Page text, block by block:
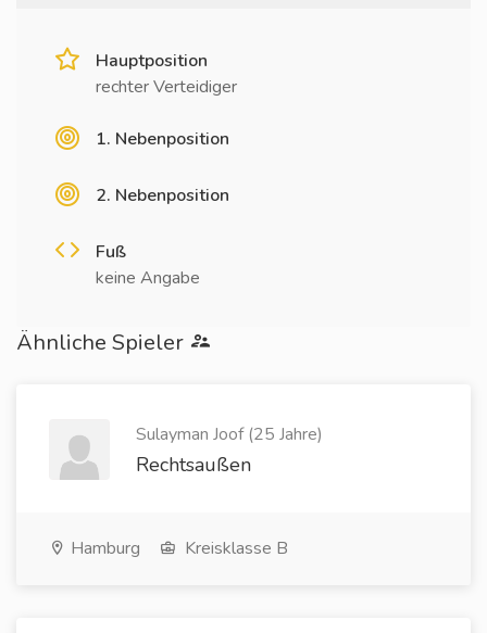
Hauptposition
rechter Verteidiger
1. Nebenposition
2. Nebenposition
Fuß
keine Angabe
Ähnliche Spieler
Sulayman Joof (25 Jahre)
Rechtsaußen
Hamburg Kreisklasse B